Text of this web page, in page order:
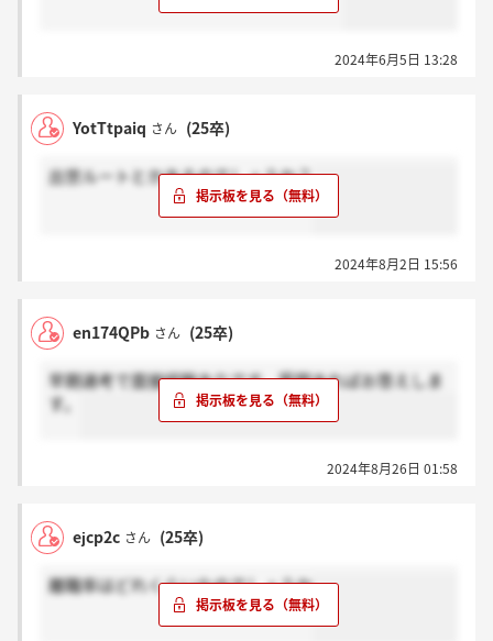
2024年6月5日 13:28
YotTtpaiq さん (25卒)
出世ルートとかあるのでしょうか？
2024年8月2日 15:56
en174QPb さん (25卒)
早期選考で面接経験ありです。質問あればお答えしま
す。
2024年8月26日 01:58
ejcp2c さん (25卒)
離職率はどれくらいなのでしょうか